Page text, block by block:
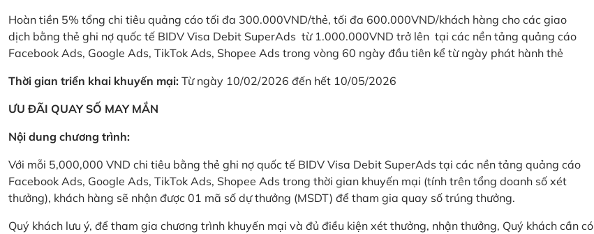
Hoàn tiền 5% tổng chi tiêu quảng cáo tối đa 300.000VND/thẻ, tối đa 600.000VND/khách hàng cho các giao
dịch bằng thẻ ghi nợ quốc tế BIDV Visa Debit SuperAds từ 1.000.000VND trở lên tại các nền tảng quảng cáo
Facebook Ads, Google Ads, TikTok Ads, Shopee Ads trong vòng 60 ngày đầu tiên kể từ ngày phát hành thẻ
Thời gian triển khai khuyến mại: Từ ngày 10/02/2026 đến hết 10/05/2026
ƯU ĐÃI QUAY SỐ MAY MẮN
Nội dung chương trình:
Với mỗi 5,000,000 VND chi tiêu bằng thẻ ghi nợ quốc tế BIDV Visa Debit SuperAds tại các nền tảng quảng cáo
Facebook Ads, Google Ads, TikTok Ads, Shopee Ads trong thời gian khuyến mại (tính trên tổng doanh số xét
thưởng), khách hàng sẽ nhận được 01 mã số dự thưởng (MSDT) để tham gia quay số trúng thưởng.
Quý khách lưu ý, để tham gia chương trình khuyến mại và đủ điều kiện xét thưởng, nhận thưởng, Quý khách cần có